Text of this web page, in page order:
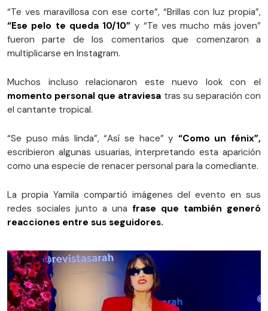
“Te ves maravillosa con ese corte”, “Brillas con luz propia”,
“Ese pelo te queda 10/10” y “Te ves mucho más joven”
fueron parte de los comentarios que comenzaron a
multiplicarse en Instagram.
Muchos incluso relacionaron este nuevo look con el
momento personal que atraviesa tras su separación con
el cantante tropical.
“Se puso más linda”, “Así se hace” y “Como un fénix”,
escribieron algunas usuarias, interpretando esta aparición
como una especie de renacer personal para la comediante.
La propia Yamila compartió imágenes del evento en sus
redes sociales junto a una frase que también generó
reacciones entre sus seguidores.